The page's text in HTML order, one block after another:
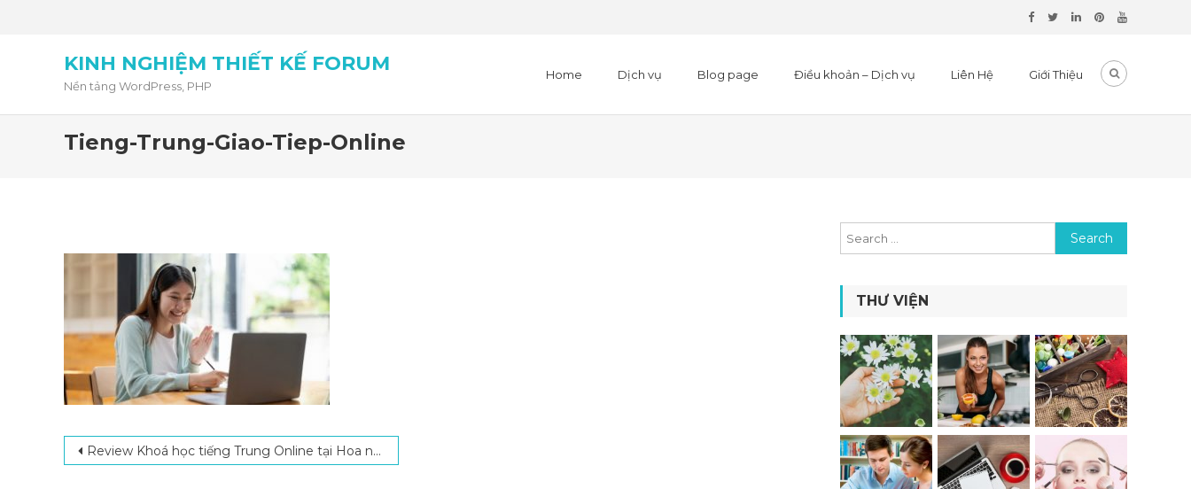
KINH NGHIỆM THIẾT KẾ FORUM
Nền tảng WordPress, PHP
Home Dịch vụ Blog page Điều khoản – Dịch vụ Liên Hệ Giới Thiệu
Tieng-Trung-Giao-Tiep-Online
Post navigation
Review Khoá học tiếng Trung Online tại Hoa ngữ Đông Phương
Search for:
THƯ VIỆN